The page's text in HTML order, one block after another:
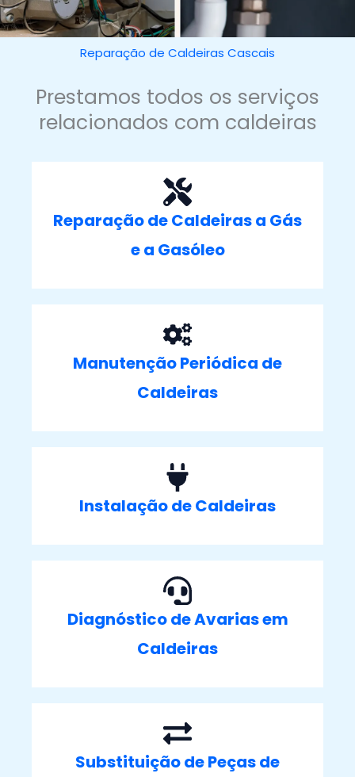
Reparação de Caldeiras Cascais
Prestamos todos os serviços
relacionados com caldeiras
Reparação de Caldeiras a Gás
e a Gasóleo
Manutenção Periódica de
Caldeiras
Instalação de Caldeiras
Diagnóstico de Avarias em
Caldeiras
Substituição de Peças de